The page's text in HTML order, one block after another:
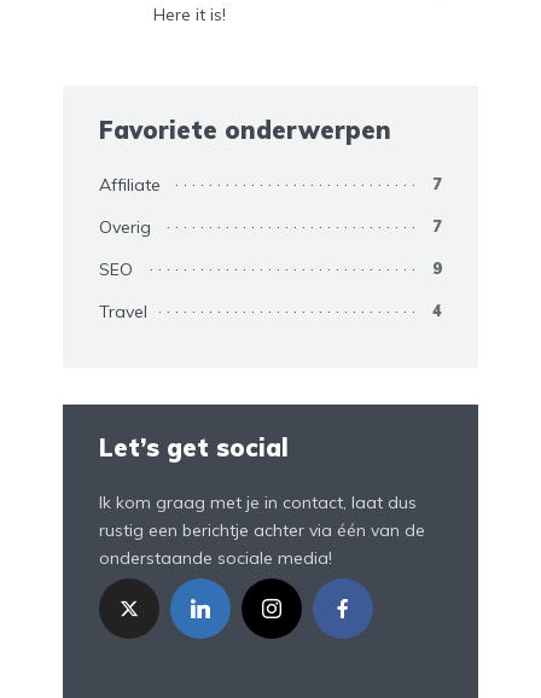
Here it is!
Favoriete onderwerpen
Affiliate 7
Overig 7
SEO 9
Travel 4
Let’s get social
Ik kom graag met je in contact, laat dus
rustig een berichtje achter via één van de
onderstaande sociale media!